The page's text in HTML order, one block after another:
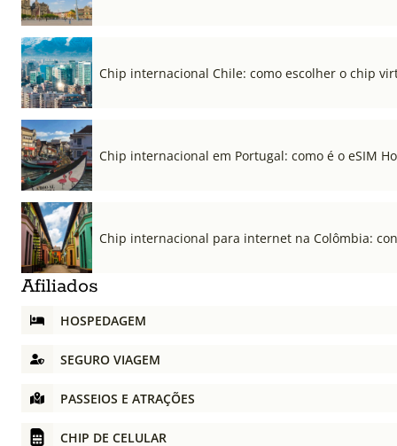
Chip internacional Chile: como escolher o chip
Chip internacional em Portugal: como é o eSIM
Chip internacional para internet na Colômbia:
Afiliados
HOSPEDAGEM
SEGURO VIAGEM
PASSEIOS E ATRAÇÕES
CHIP DE CELULAR